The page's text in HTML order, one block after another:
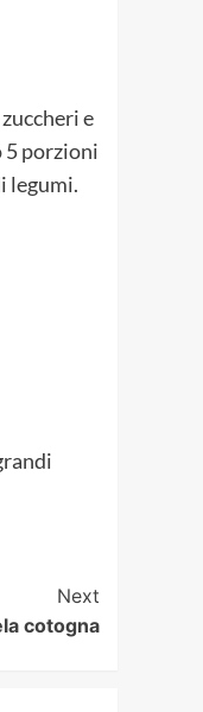
e
5 porzioni
legumi.
Next
cotogna